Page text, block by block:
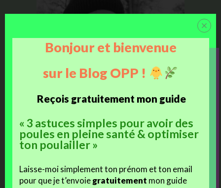
Dédicace à Hawaï, une chouette petite brahma
splash.
Facebook
Bonjour et bienvenue
sur le Blog OPP !
Reçois gratuitement mon guide
« 3 astuces simples pour avoir des
poules en pleine santé & optimiser
ton poulailler »
Laisse-moi simplement ton prénom et ton email
pour que je t’envoiegratuitement mon guide